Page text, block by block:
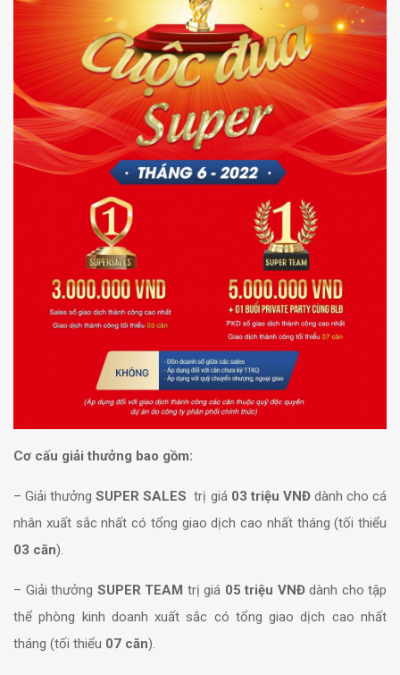
Cơ cấu giải thưởng bao gồm:
– Giải thưởngSUPER SALES trị giá 03 triệu VNĐdành cho cá
nhân xuất sắc nhất có tổng giao dịch cao nhất tháng (tối thiểu
03 căn).
– Giải thưởng SUPER TEAM trị giá 05 triệu VNĐdành cho tập
thể phòng kinh doanh xuất sắc có tổng giao dịch cao nhất
tháng (tối thiểu 07 căn).